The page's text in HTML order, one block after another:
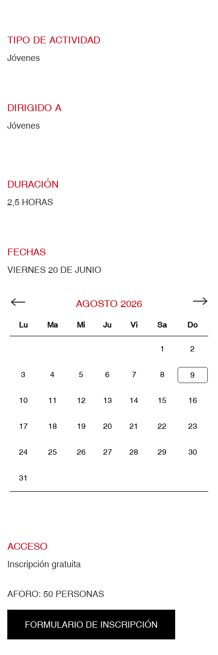
TIPO DE ACTIVIDAD
Jóvenes
DIRIGIDO A
Jóvenes
DURACIÓN
2,5 HORAS
FECHAS
VIERNES 20 DE JUNIO
AGOSTO 2026
Lu Ma Mi Ju Vi Sa Do
1 2
3 4 5 6 7 8 9
10 11 12 13 14 15 16
17 18 19 20 21 22 23
24 25 26 27 28 29 30
31
ACCESO
Inscripción gratuita
AFORO: 50 PERSONAS
FORMULARIO DE INSCRIPCIÓN